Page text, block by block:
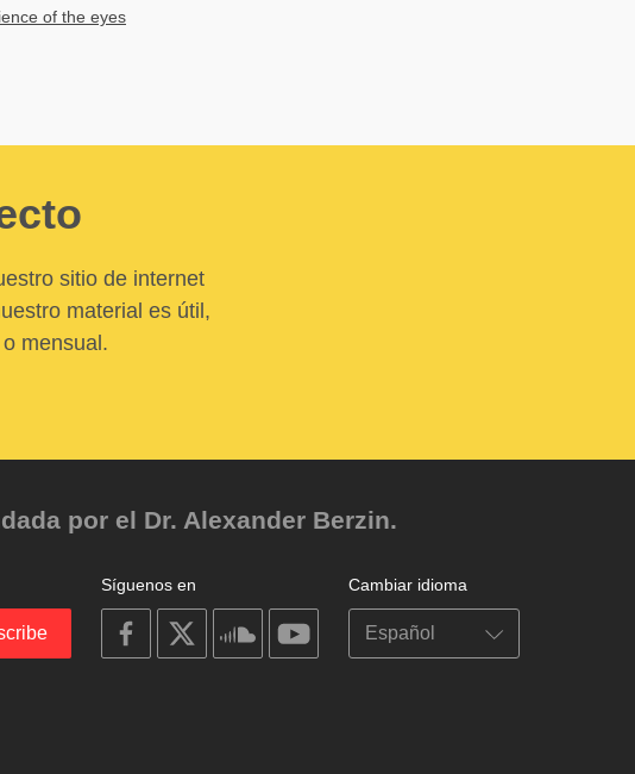
of the eyes
sitio de internet
material es útil,
mensual.
por el Dr. Alexander Berzin.
Cambiar idioma
Síguenos en
on
facebook
on
on
soundcloudyoutube